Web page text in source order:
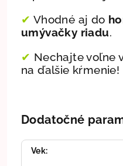
✔ Vhodné aj do
umývačky riadu.
✔ Nechajte voľne
na ďalšie kŕmenie!
Dodatočné
Vek: